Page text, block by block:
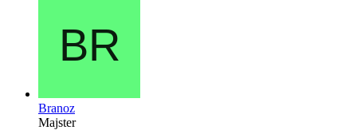
Branoz
Majster